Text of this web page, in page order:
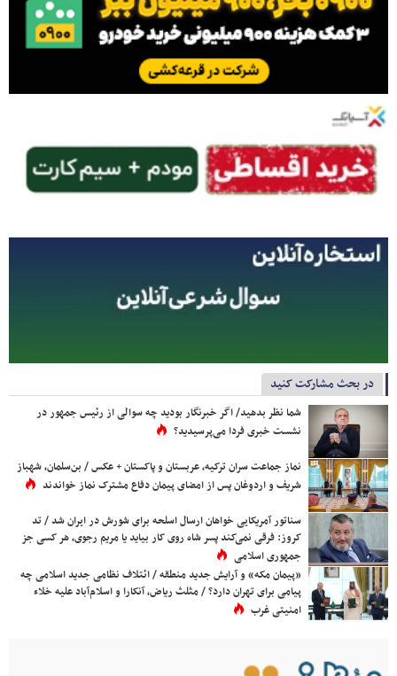
در بحث مشارکت کنید
شما نظر بدهید/ اگر خبرنگار بودید چه سوالی از رئیس جمهور در
نشست خبری فردا می‌پرسیدید؟
نماز جماعت سران ترکیه، عربستان و پاکستان + عکس / بن‌سلمان، شهباز
شریف و اردوغان پس از امضای پیمان دفاع مشترک نماز خواندند
سناتور آمریکایی خواهان ارسال اسلحه برای شورش در ایران شد / تد
کروز: فرقی نمی‌کند پسر شاه روی کار بیاید یا مریم رجوی، هر کسی جز
جمهوری اسلامی
«پیمان مکه» و آرایش جدید منطقه / ائتلاف نظامی جدید اسلامی چه
پیامی برای تهران دارد؟ / مثلث ریاض، آنکارا و اسلام‌آباد علیه خلاء
امنیتی غرب